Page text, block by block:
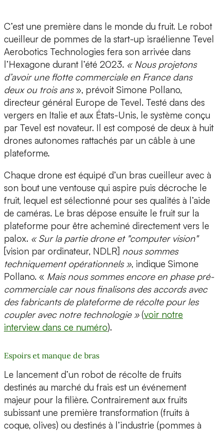
C’est une première dans le monde du fruit. Le robot
cueilleur de pommes de la start-up israélienne Tevel
Aerobotics Technologies fera son arrivée dans
l’Hexagone durant l’été 2023. « Nous projetons
d’avoir une flotte commerciale en France dans
deux ou trois ans», prévoit Simone Pollano,
directeur général Europe de Tevel. Testé dans des
vergers en Italie et aux États-Unis, le système conçu
par Tevel est novateur. Il est composé de deux à huit
drones autonomes rattachés par un câble à une
plateforme.
Chaque drone est équipé d’un bras cueilleur avec à
son bout une ventouse qui aspire puis décroche le
fruit, lequel est sélectionné pour ses qualités à l’aide
de caméras. Le bras dépose ensuite le fruit sur la
plateforme pour être acheminé directement vers le
palox. « Sur la partie drone et "computer vision"
[vision par ordinateur, NDLR] nous sommes
techniquement opérationnels », indique Simone
Pollano. « Mais nous sommes encore en phase pré-
commerciale car nous finalisons des accords avec
des fabricants de plateforme de récolte pour les
coupler avec notre technologie »(voir notre
interview dans ce numéro).
Espoirs et manque de bras
Le lancement d’un robot de récolte de fruits
destinés au marché du frais est un événement
majeur pour la filière. Contrairement aux fruits
subissant une première transformation (fruits à
coque, olives) ou destinés à l’industrie (pommes à